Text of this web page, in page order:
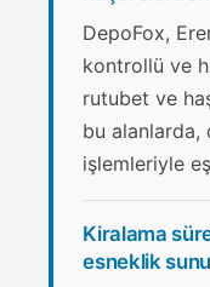
DepoFox,
kontrollü ve
rutubet ve
bu alanlarda,
işlemleriyle
Kiralama
esneklik